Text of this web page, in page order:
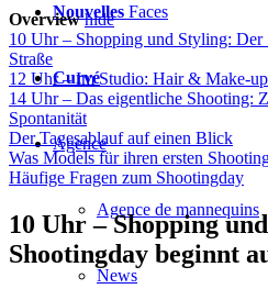
Nouvelles Faces
Curvé
Agence
Agence de mannequins
News
Overview hide
10 Uhr – Shopping und Styling: Der
Straße
12 Uhr – Im Studio: Hair & Make-
14 Uhr – Das eigentliche Shooting:
Spontanität
Der Tagesablauf auf einen Blick
Was Models für ihren ersten
Häufige Fragen zum Shootingday
10 Uhr – Shopping
Shootingday beginnt